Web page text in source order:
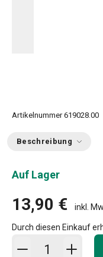
Artikelnummer 619028.00
Beschreibung
Auf Lager
13,90 € inkl.
Durch diesen Einkauf
In den